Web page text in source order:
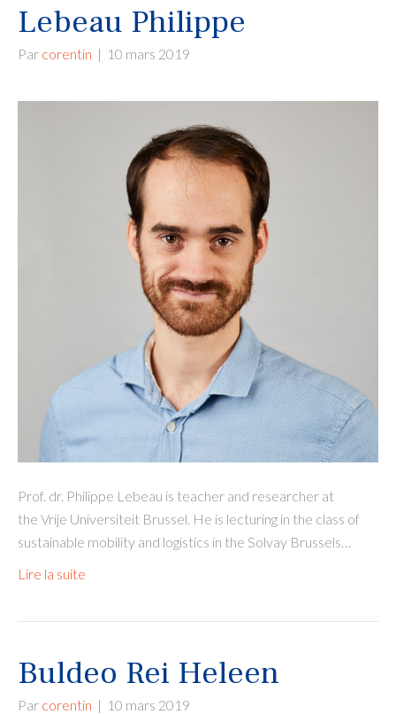
Lebeau Philippe
Par corentin | 10 mars 2019
Prof. dr. Philippe Lebeau is teacher and researcher at
the Vrije Universiteit Brussel. He is lecturing in the class of
sustainable mobility and logistics in the Solvay Brussels…
Lire la suite
Buldeo Rei Heleen
Par corentin | 10 mars 2019